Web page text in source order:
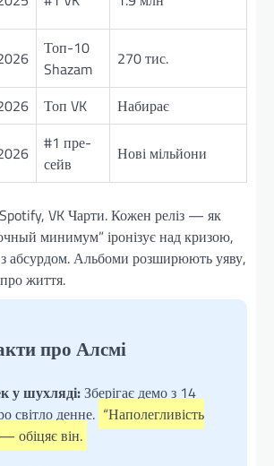
Топ-10
Shazam
270 тис.
Топ VK Набирає
#1 пре-
сейв
Нові мільйони
VK Чарти. Кожен реліз — як
минимум” іронізує над кризою,
абсурдом. Альбоми розширюють уяву,
життя.
про Алсмі
у шухляді:Зберігає демо з 14
світло денне. “Наполегливість
обіцяє він.